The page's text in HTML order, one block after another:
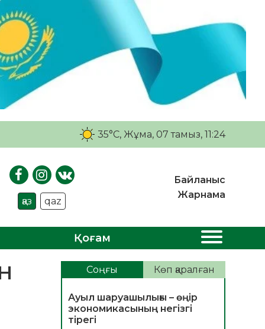
35°C, Жұма, 07 тамыз, 11:24
қаз qaz
Байланыс
Жарнама
Қоғам
Соңғы Көп қаралған
Ауыл шаруашылығы – өңір
экономикасының негізгі
тірегі